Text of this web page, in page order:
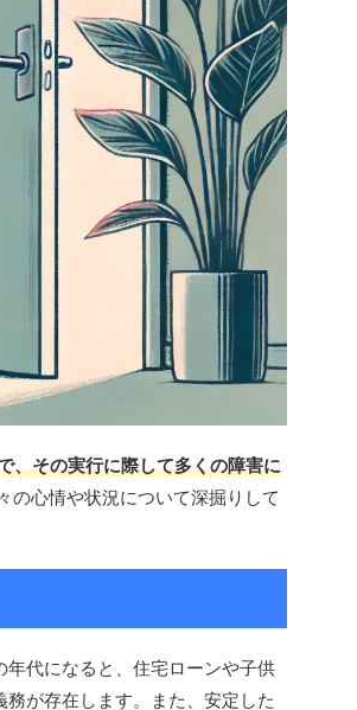
、その実行に際して多くの障害に
の心情や状況について深掘りして
年代になると、住宅ローンや子供
が存在します。また、安定した